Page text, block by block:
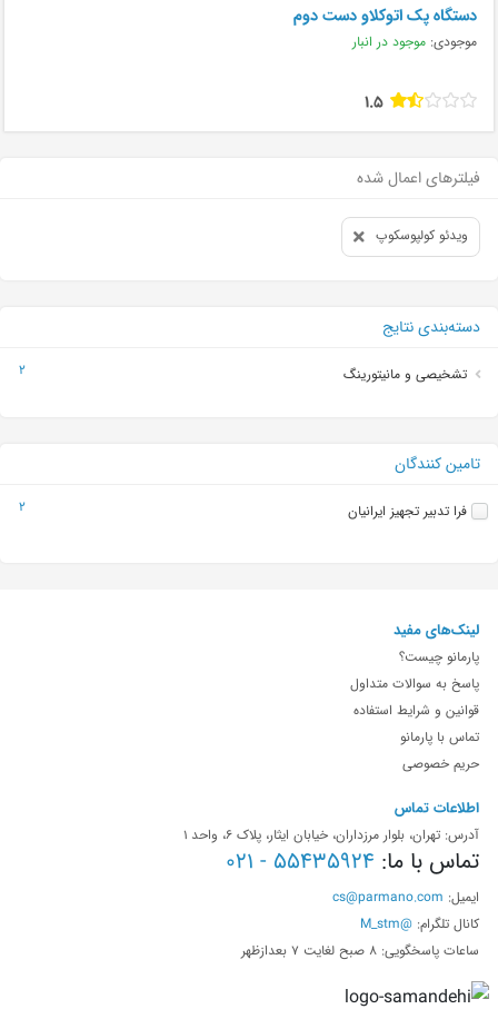
فیلترهای اعمال شده
ویدئو کولپوسکوپ
دسته‌بندی نتایج
تشخیصی و مانیتورینگ 2
تامین کنندگان
فرا تدبیر تجهیز ایرانیان 2
دستگاه پک اتوکلاو دست دوم
موجودی: موجود در انبار
1.5
لینک‌های مفید
پارمانو چیست؟
پاسخ به سوالات متداول
قوانین و شرایط استفاده
تماس با پارمانو
حریم خصوصی
اطلاعات تماس
آدرس: تهران، بلوار مرزداران، خیابان ایثار، پلاک 6، واحد 1
تماس با ما: 55435924 - 021
ایمیل: cs@parmano.com
کانال تلگرام: @M_stm
ساعات پاسخگویی: 8 صبح لغایت 7 بعدازظهر